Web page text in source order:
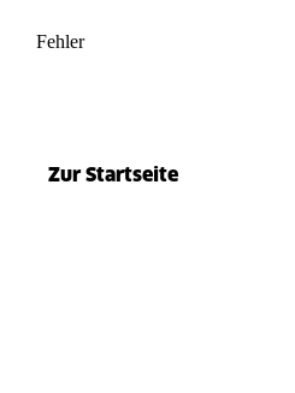
Fehler
Zur Startseite